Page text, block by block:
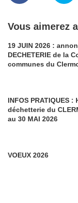
Vous aimerez
19 JUIN 2026 :
DECHETERIE de la
communes du
INFOS PRATIQUES :
déchetterie du
au 30 MAI 2026
VOEUX 2026